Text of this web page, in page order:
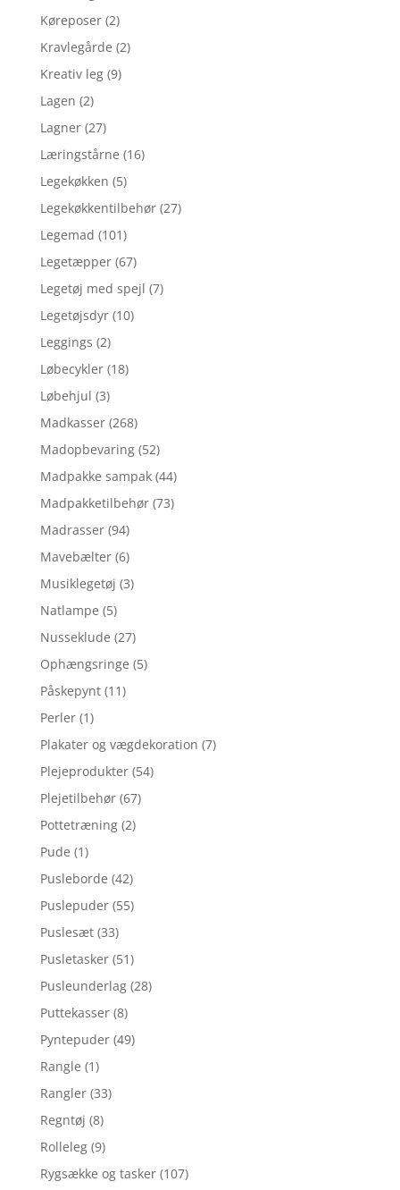
Køreposer (2)
Kravlegårde (2)
Kreativ leg (9)
Lagen (2)
Lagner (27)
Læringstårne (16)
Legekøkken (5)
Legekøkkentilbehør (27)
Legemad (101)
Legetæpper (67)
Legetøj med spejl (7)
Legetøjsdyr (10)
Leggings (2)
Løbecykler (18)
Løbehjul (3)
Madkasser (268)
Madopbevaring (52)
Madpakke sampak (44)
Madpakketilbehør (73)
Madrasser (94)
Mavebælter (6)
Musiklegetøj (3)
Natlampe (5)
Nusseklude (27)
Ophængsringe (5)
Påskepynt (11)
Perler (1)
Plakater og vægdekoration (7)
Plejeprodukter (54)
Plejetilbehør (67)
Pottetræning (2)
Pude (1)
Pusleborde (42)
Puslepuder (55)
Puslesæt (33)
Pusletasker (51)
Pusleunderlag (28)
Puttekasser (8)
Pyntepuder (49)
Rangle (1)
Rangler (33)
Regntøj (8)
Rolleleg (9)
Rygsække og tasker (107)